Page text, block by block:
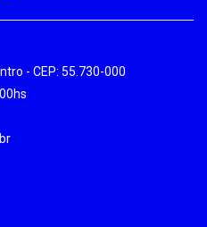
- CEP: 55.730-000